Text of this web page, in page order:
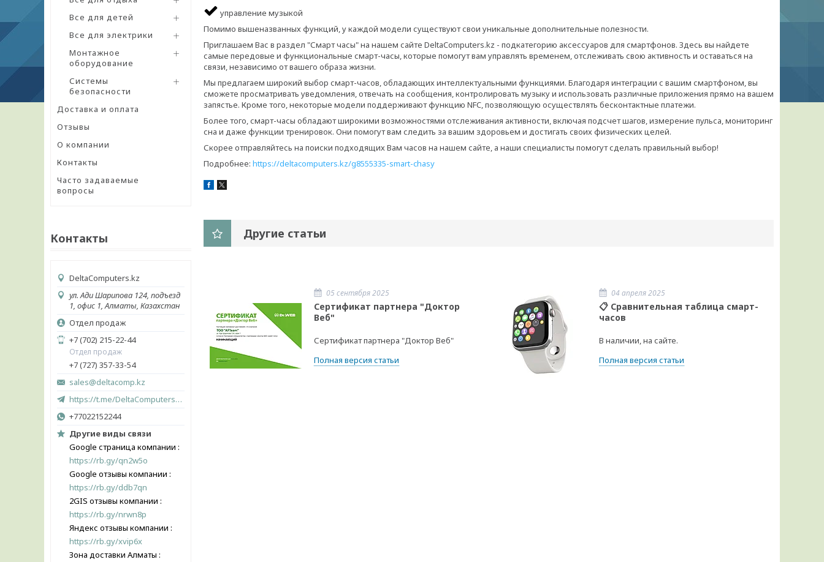
Все для детей
Все для электрики
Монтажное
оборудование
Системы
безопасности
Доставка и оплата
Отзывы
О компании
Контакты
Часто задаваемые
вопросы
Контакты
DeltaComputers.kz
ул. Ади Шарипова 124, подъезд
1, офис 1, Алматы, Казахстан
Отдел продаж
+7 (702) 215-22-44
Отдел продаж
+7 (727) 357-33-54
sales@deltacomp.kz
https://t.me/DeltaComputers_kz
+77022152244
Другие виды связи
Google страница компании
https://rb.gy/qn2w5o
Google отзывы компании
https://rb.gy/ddb7qn
2GIS отзывы компании
https://rb.gy/nrwn8p
Яндекс отзывы компании
https://rb.gy/xvip6x
Зона доставки Алматы
управление музыкой
Помимо вышеназванных функций, у каждой модели существуют свои уникальные дополнительные полезности.
Приглашаем Вас в раздел "Смарт часы" на нашем сайте DeltaComputers.kz - подкатегорию аксессуаров для смартфонов. Здесь вы найдете
самые передовые и функциональные смарт-часы, которые помогут вам управлять временем, отслеживать свою активность и оставаться на
связи, независимо от вашего образа жизни.
Мы предлагаем широкий выбор смарт-часов, обладающих интеллектуальными функциями. Благодаря интеграции с вашим смартфоном, вы
сможете просматривать уведомления, отвечать на сообщения, контролировать музыку и использовать различные приложения прямо на вашем
запястье. Кроме того, некоторые модели поддерживают функцию NFC, позволяющую осуществлять бесконтактные платежи.
Более того, смарт-часы обладают широкими возможностями отслеживания активности, включая подсчет шагов, измерение пульса, мониторинг
сна и даже функции тренировок. Они помогут вам следить за вашим здоровьем и достигать своих физических целей.
Скорее отправляйтесь на поиски подходящих Вам часов на нашем сайте, а наши специалисты помогут сделать правильный выбор!
Подробнее: https://deltacomputers.kz/g8555335-smart-chasy
Другие статьи
05 сентября 2025
Сертификат партнера "Доктор
Веб"
Сертификат партнера "Доктор Веб"
Полная версия статьи
04 апреля 2025
📋 Сравнительная таблица смарт-
часов
В наличии, на сайте.
Полная версия статьи